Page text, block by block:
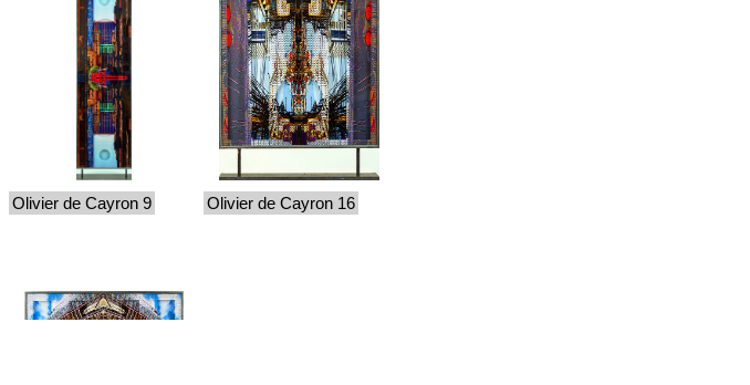
Olivier de Cayron 9 Olivier de Cayron 16